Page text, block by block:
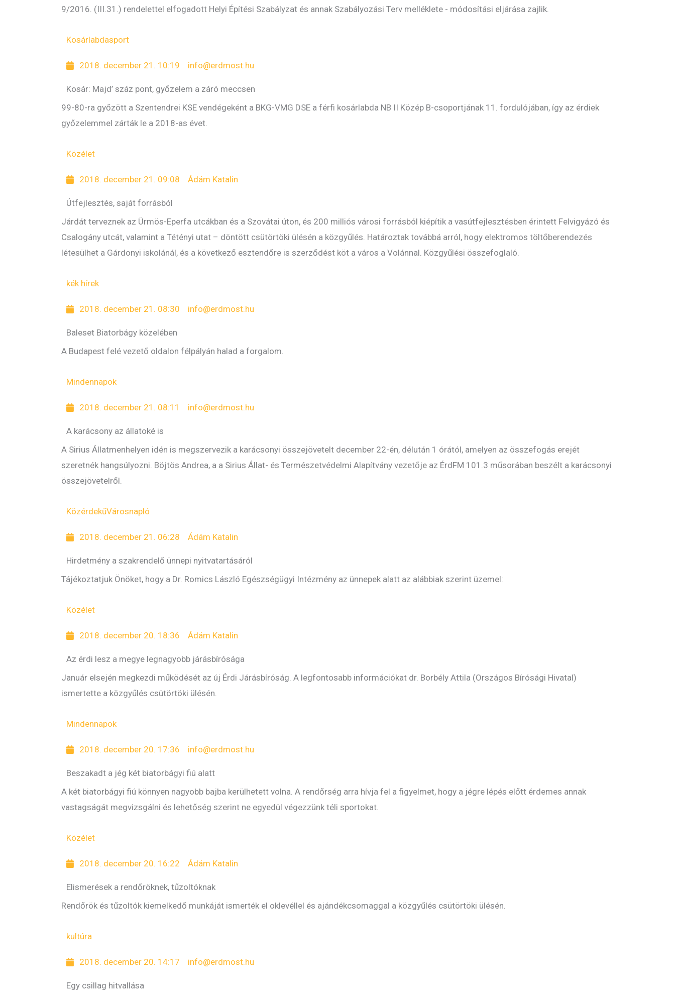
9/2016. (III.31.) rendelettel elfogadott Helyi Építési Szabályzat és annak Szabályozási Terv melléklete - módosítási eljárása zajlik.
Kosárlabdasport
2018. december 21. 10:19 info@erdmost.hu
Kosár: Majd’ száz pont, győzelem a záró meccsen
99-80-ra győzött a Szentendrei KSE vendégeként a BKG-VMG DSE a férfi kosárlabda NB II Közép B-csoportjának 11. fordulójában, így az érdiek
győzelemmel zárták le a 2018-as évet.
Közélet
2018. december 21. 09:08 Ádám Katalin
Útfejlesztés, saját forrásból
Járdát terveznek az Ürmös-Eperfa utcákban és a Szovátai úton, és 200 milliós városi forrásból kiépítik a vasútfejlesztésben érintett Felvigyázó és
Csalogány utcát, valamint a Tétényi utat – döntött csütörtöki ülésén a közgyűlés. Határoztak továbbá arról, hogy elektromos töltőberendezés
létesülhet a Gárdonyi iskolánál, és a következő esztendőre is szerződést köt a város a Volánnal. Közgyűlési összefoglaló.
kék hírek
2018. december 21. 08:30 info@erdmost.hu
Baleset Biatorbágy közelében
A Budapest felé vezető oldalon félpályán halad a forgalom.
Mindennapok
2018. december 21. 08:11 info@erdmost.hu
A karácsony az állatoké is
A Sirius Állatmenhelyen idén is megszervezik a karácsonyi összejövetelt december 22-én, délután 1 órától, amelyen az összefogás erejét
szeretnék hangsúlyozni. Böjtös Andrea, a a Sirius Állat- és Természetvédelmi Alapítvány vezetője az ÉrdFM 101.3 műsorában beszélt a karácsonyi
összejövetelről.
KözérdekűVárosnapló
2018. december 21. 06:28 Ádám Katalin
Hirdetmény a szakrendelő ünnepi nyitvatartásáról
Tájékoztatjuk Önöket, hogy a Dr. Romics László Egészségügyi Intézmény az ünnepek alatt az alábbiak szerint üzemel:
Közélet
2018. december 20. 18:36 Ádám Katalin
Az érdi lesz a megye legnagyobb járásbírósága
Január elsején megkezdi működését az új Érdi Járásbíróság. A legfontosabb információkat dr. Borbély Attila (Országos Bírósági Hivatal)
ismertette a közgyűlés csütörtöki ülésén.
Mindennapok
2018. december 20. 17:36 info@erdmost.hu
Beszakadt a jég két biatorbágyi fiú alatt
A két biatorbágyi fiú könnyen nagyobb bajba kerülhetett volna. A rendőrség arra hívja fel a figyelmet, hogy a jégre lépés előtt érdemes annak
vastagságát megvizsgálni és lehetőség szerint ne egyedül végezzünk téli sportokat.
Közélet
2018. december 20. 16:22 Ádám Katalin
Elismerések a rendőröknek, tűzoltóknak
Rendőrök és tűzoltók kiemelkedő munkáját ismerték el oklevéllel és ajándékcsomaggal a közgyűlés csütörtöki ülésén.
kultúra
2018. december 20. 14:17 info@erdmost.hu
Egy csillag hitvallása